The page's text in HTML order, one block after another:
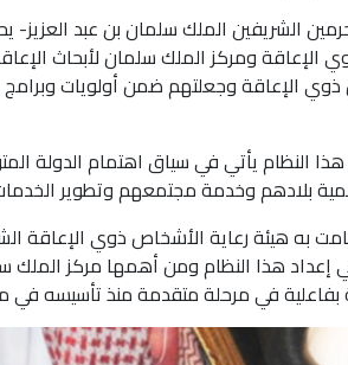
الشريفين الملك سلمان بن عبد
ومركز الملك سلمان لأبحاث
النظام يأتي في سياق اهتمام الدولة
بلادهم وخدمة مجتمعهم وتطوير
به هيئة رعاية الأشخاص ذوي الإعاقة
هذا النظام ومن أهمها مركز الملك
في مرحلة متقدمة منذ تأسيسه في